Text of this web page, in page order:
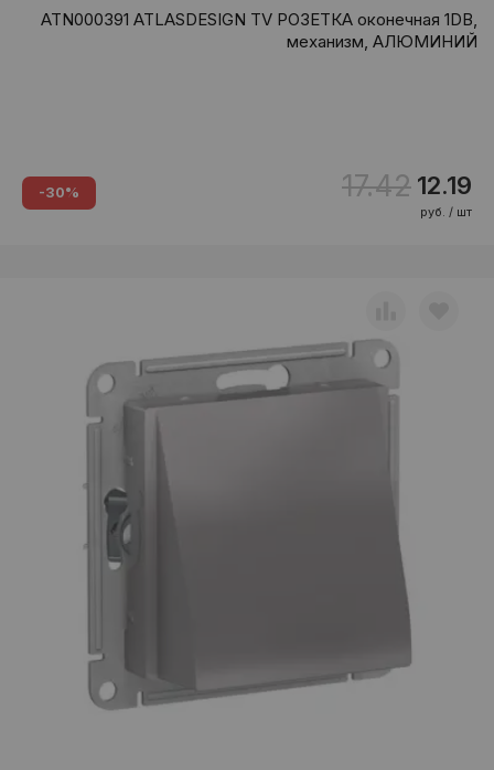
ATN000391 ATLASDESIGN TV РОЗЕТКА оконечная 1DB,
механизм, АЛЮМИНИЙ
-30% 17.42 12.19
руб. / шт